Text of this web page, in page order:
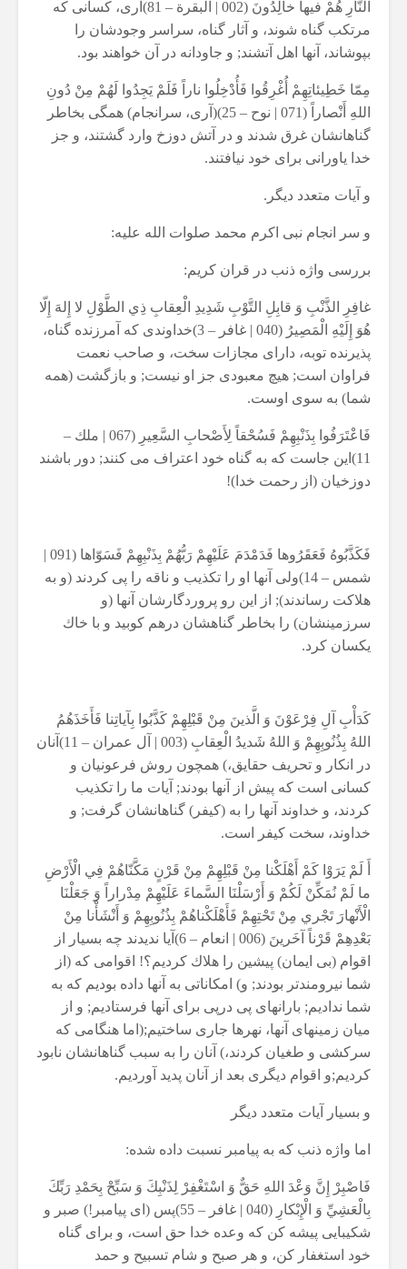
النّارِ هُمْ فيها خالِدُونَ (002 | البقرة – 81)آرى، كسانى كه
مرتكب گناه شوند، و آثار گناه، سراسر وجودشان را
بپوشاند، آنها اهل آتشند; و جاودانه در آن خواهند بود.
مِمّا خَطِيئاتِهِمْ أُغْرِقُوا فَأُدْخِلُوا ناراً فَلَمْ يَجِدُوا لَهُمْ مِنْ دُونِ
اللهِ أَنْصاراً (071 | نوح – 25)(آرى، سرانجام) همگى بخاطر
گناهانشان غرق شدند و در آتش دوزخ وارد گشتند، و جز
خدا ياورانى براى خود نيافتند.
و آیات متعدد دیگر.
و سر انجام نبی اکرم محمد صلوات الله علیه:
بررسی واژه ذنب در قران کریم:
غافِرِ الذَّنْبِ وَ قابِلِ التَّوْبِ شَدِيدِ الْعِقابِ ذِي الطَّوْلِ لا إِلهَ إِلّا
هُوَ إِلَيْهِ الْمَصِيرُ (040 | غافر – 3)خداوندى كه آمرزنده گناه،
پذيرنده توبه، داراى مجازات سخت، و صاحب نعمت
فراوان است; هيچ معبودى جز او نيست; و بازگشت (همه
شما) به سوى اوست.
فَاعْتَرَفُوا بِذَنْبِهِمْ فَسُحْقاً لِأَصْحابِ السَّعِيرِ (067 | ملك –
11)اين جاست كه به گناه خود اعتراف مى كنند; دور باشند
دوزخيان (از رحمت خدا)!
فَكَذَّبُوهُ فَعَقَرُوها فَدَمْدَمَ عَلَيْهِمْ رَبُّهُمْ بِذَنْبِهِمْ فَسَوّاها (091 |
شمس – 14)ولى آنها او را تكذيب و ناقه را پى كردند (و به
هلاكت رساندند); از اين رو پروردگارشان آنها (و
سرزمينشان) را بخاطر گناهشان درهم كوبيد و با خاك
يكسان كرد.
كَدَأْبِ آلِ فِرْعَوْنَ وَ الَّذينَ مِنْ قَبْلِهِمْ كَذَّبُوا بِآياتِنا فَأَخَذَهُمُ
اللهُ بِذُنُوبِهِمْ وَ اللهُ شَديدُ الْعِقابِ (003 | آل عمران – 11)آنان
در انكار و تحريف حقايق،) همچون روش فرعونيان و
كسانى است كه پيش از آنها بودند; آيات ما را تكذيب
كردند، و خداوند آنها را به (كيفر) گناهانشان گرفت; و
خداوند، سخت كيفر است.
أَ لَمْ يَرَوْا كَمْ أَهْلَكْنا مِنْ قَبْلِهِمْ مِنْ قَرْنٍ مَكَّنّاهُمْ فِي الْأَرْضِ
ما لَمْ نُمَكِّنْ لَكُمْ وَ أَرْسَلْنَا السَّماءَ عَلَيْهِمْ مِدْراراً وَ جَعَلْنَا
الْأَنْهارَ تَجْري مِنْ تَحْتِهِمْ فَأَهْلَكْناهُمْ بِذُنُوبِهِمْ وَ أَنْشَأْنا مِنْ
بَعْدِهِمْ قَرْناً آخَرينَ (006 | انعام – 6)آيا نديدند چه بسيار از
اقوام (بى ايمان) پيشين را هلاك كرديم؟! اقوامى كه (از
شما نيرومندتر بودند; و) امكاناتى به آنها داده بوديم كه به
شما نداديم; بارانهاى پى درپى براى آنها فرستاديم; و از
ميان زمينهاى آنها، نهرها جارى ساختيم;(اما هنگامى كه
سركشى و طغيان كردند،) آنان را به سبب گناهانشان نابود
كرديم;و اقوام ديگرى بعد از آنان پديد آورديم.
و بسیار آیات متعدد دیگر
اما واژه ذنب که به پیامبر نسبت داده شده:
فَاصْبِرْ إِنَّ وَعْدَ اللهِ حَقٌّ وَ اسْتَغْفِرْ لِذَنْبِكَ وَ سَبِّحْ بِحَمْدِ رَبِّكَ
بِالْعَشِيِّ وَ الْإِبْكارِ (040 | غافر – 55)پس (اى پيامبر!) صبر و
شكيبايى پيشه كن كه وعده خدا حق است، و براى گناه
خود استغفار كن، و هر صبح و شام تسبيح و حمد